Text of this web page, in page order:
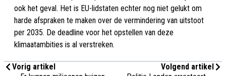
ook het geval. Het is EU-lidstaten echter nog niet gelukt om
harde afspraken te maken over de vermindering van uitstoot
per 2035. De deadline voor het opstellen van deze
klimaatambities is al verstreken.
Vorig artikel
Volgend artikel